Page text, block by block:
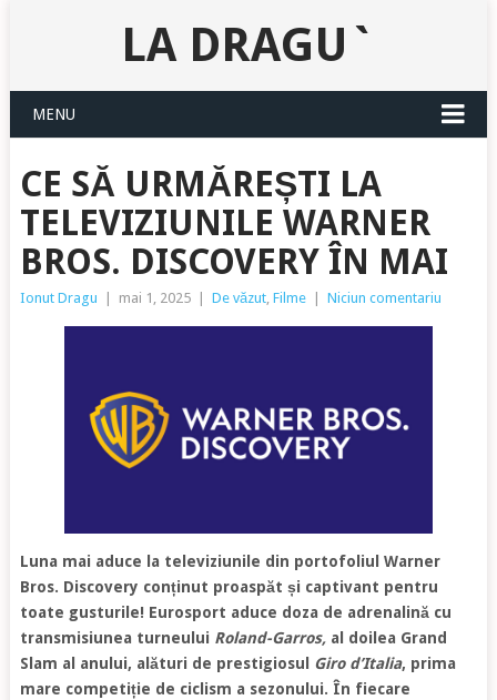
LA DRAGU`
MENU
CE SĂ URMĂREȘTI LA
TELEVIZIUNILE WARNER
BROS. DISCOVERY ÎN MAI
Ionut Dragu mai 1, 2025 De văzut, Filme Niciun comentariu
Luna mai aduce la televiziunile din portofoliul Warner
Bros. Discovery conținut proaspăt și captivant pentru
toate gusturile! Eurosport aduce doza de adrenalină cu
transmisiunea turneului Roland-Garros,al doilea Grand
Slam al anului, alături de prestigiosul
Giro d’Italia, prima
mare competiție de ciclism a sezonului. În fiecare